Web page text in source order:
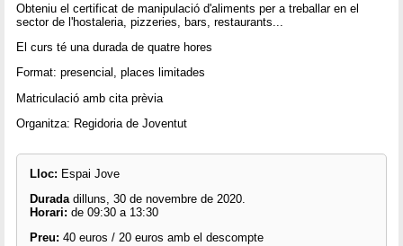
Obteniu el certificat de manipulació d'aliments per a treballar en el
sector de l'hostaleria, pizzeries, bars, restaurants...
El curs té una durada de quatre hores
Format: presencial, places limitades
Matriculació amb cita prèvia
Organitza: Regidoria de Joventut
Lloc: Espai Jove
Durada dilluns, 30 de novembre de 2020.
Horari: de 09:30 a 13:30
Preu: 40 euros / 20 euros amb el descompte